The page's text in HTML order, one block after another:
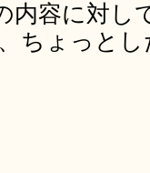
内容に対し
ちょっと